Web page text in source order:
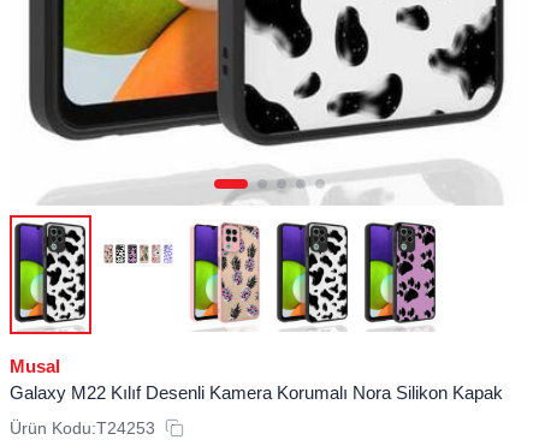
Musal
Galaxy M22 Kılıf Desenli Kamera Korumalı Nora Silikon Kapak
Ürün Kodu:T24253